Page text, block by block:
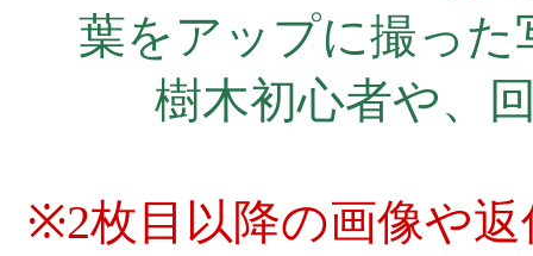
葉をアップに撮っ
樹木初心者や、
※2枚目以降の画像や